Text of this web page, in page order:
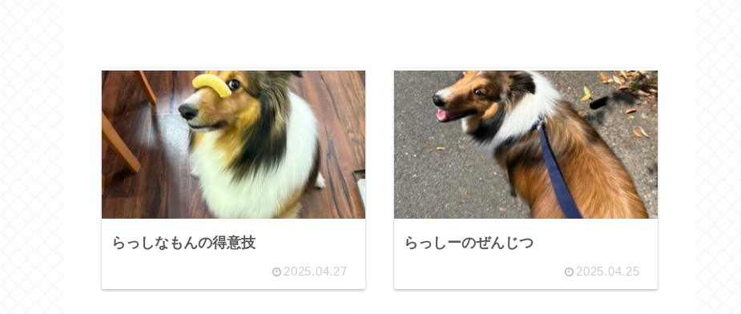
らっしなもんの得意技
2025.04.27
らっしーのぜんじつ
2025.04.25